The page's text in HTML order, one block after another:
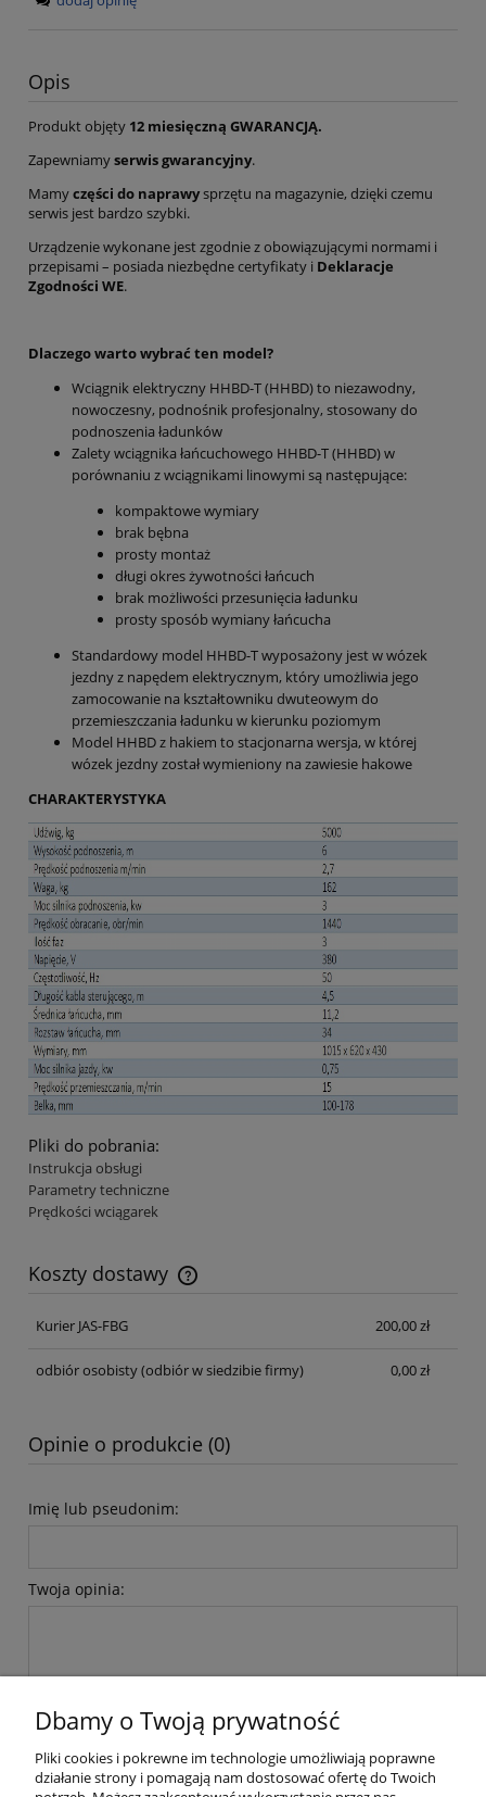
Opis
Produkt objęty 12 miesięczną GWARANCJĄ.
Zapewniamyserwis gwarancyjny.
Mamyczęści do naprawysprzętu na magazynie, dzięki czemu
serwis jest bardzo szybki.
Urządzenie wykonane jest zgodnie z obowiązującymi normami i
przepisami – posiada niezbędne certyfikaty i Deklaracje
Zgodności WE.
Dlaczego warto wybrać ten model?
Wciągnik elektryczny HHBD-T (HHBD) to niezawodny,
nowoczesny, podnośnik profesjonalny, stosowany do
podnoszenia ładunków
Zalety wciągnika łańcuchowego HHBD-T (HHBD) w
porównaniu z wciągnikami linowymi są następujące:
kompaktowe wymiary
brak bębna
prosty montaż
długi okres żywotności łańcuch
brak możliwości przesunięcia ładunku
prosty sposób wymiany łańcucha
Standardowy model HHBD-T wyposażony jest w wózek
jezdny z napędem elektrycznym, który umożliwia jego
zamocowanie na kształtowniku dwuteowym do
przemieszczania ładunku w kierunku poziomym
Model HHBD z hakiem to stacjonarna wersja, w której
wózek jezdny został wymieniony na zawiesie hakowe
CHARAKTERYSTYKA
Pliki do pobrania:
Instrukcja obsługi
Parametry techniczne
Prędkości wciągarek
Koszty dostawy
Cena nie zawiera ewentualnych kosztów płatności
Kurier JAS-FBG
200,00 zł
odbiór osobisty(odbiór w siedzibie firmy) 0,00 zł
Opinie o produkcie (0)
Imię lub pseudonim:
Twoja opinia:
Dbamy o Twoją prywatność
Pliki cookies i pokrewne im technologie umożliwiają poprawne
działanie strony i pomagają nam dostosować ofertę do Twoich